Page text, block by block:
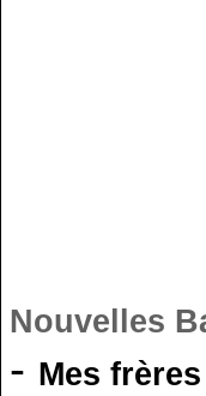
Nouvelles
- Mes